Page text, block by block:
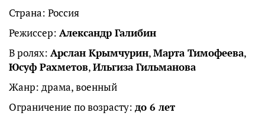
Страна: Россия
Режиссер: Александр Галибин
В ролях: Арслан Крымчурин,Марта Тимофеева,
Юсуф Рахметов,Ильгиза Гильманова
Жанр: драма, военный
Ограничение по возрасту: до 6 лет